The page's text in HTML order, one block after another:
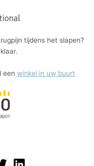
tijdens het slapen?
een winkel in uw buurt